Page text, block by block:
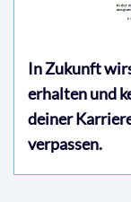
In Zukunft
erhalten und
deiner
verpassen.